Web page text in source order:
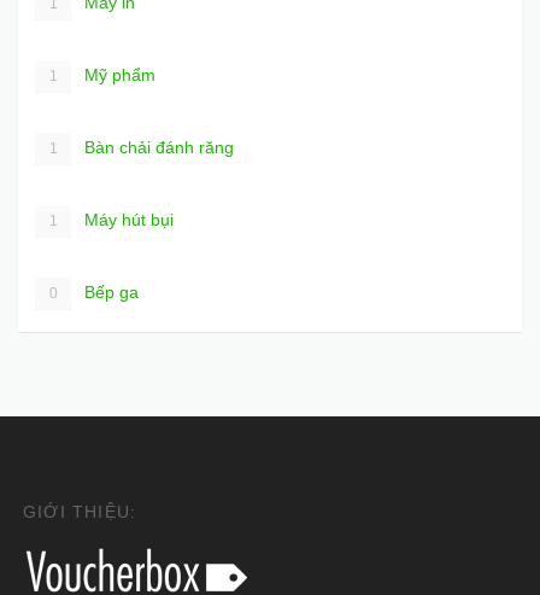
1
1 Mỹ phẩm
1 Bàn chải đánh răng
1 Máy hút bụi
0 Bếp ga
GIỚI THIỆU: